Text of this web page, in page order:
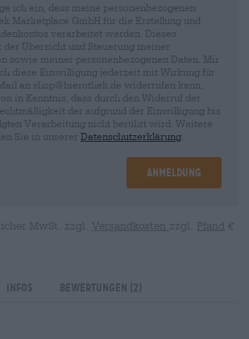
ich ein, dass meine personenbezogenen
Marketplace GmbH für die Erstellung und
verarbeitet werden. Dieses
der Übersicht und Steuerung meiner
sowie meiner personenbezogenen Daten. Mir
diese Einwilligung jederzeit mit Wirkung für
an shop@bierothek.de widerrufen kann.
in Kenntnis, dass durch den Widerruf der
der aufgrund der Einwilligung bis
Verarbeitung nicht berührt wird. Weitere
Sie in unserer Datenschutzerklärung
Anmeldung
MwSt. zzgl. Versandkosten zzgl. Pfand €
Infos Bewertungen (2)